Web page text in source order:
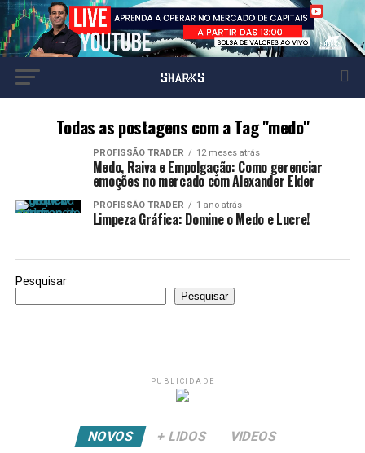
Todas as postagens com a Tag "medo"
PROFISSÃO TRADER 12 meses atrás
Medo, Raiva e Empolgação: Como gerenciar
emoções no mercado com Alexander Elder
PROFISSÃO TRADER 1 ano atrás
Limpeza Gráfica: Domine o Medo e Lucre!
Pesquisar
Pesquisar
PUBLICIDADE
NOVOS + LIDOS VIDEOS